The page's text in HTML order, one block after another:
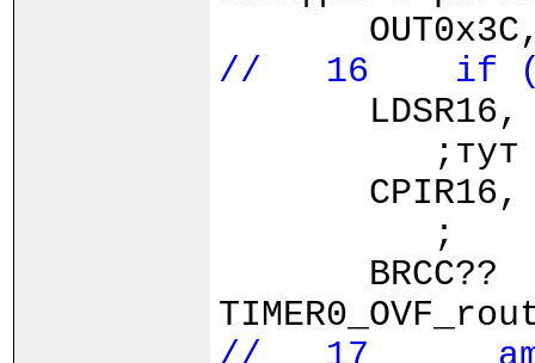
// 16 if
;тут тоже
;
BRCC??